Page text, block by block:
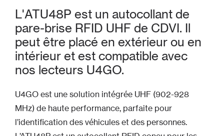
L'ATU48P est un autocollant de
pare-brise RFID UHF de CDVI. Il
peut être placé en extérieur ou en
intérieur et est compatible avec
nos lecteurs U4GO.
U4GO est une solution intégrée UHF (902-928
MHz) de haute performance, parfaite pour
l’identification des véhicules et des personnes.